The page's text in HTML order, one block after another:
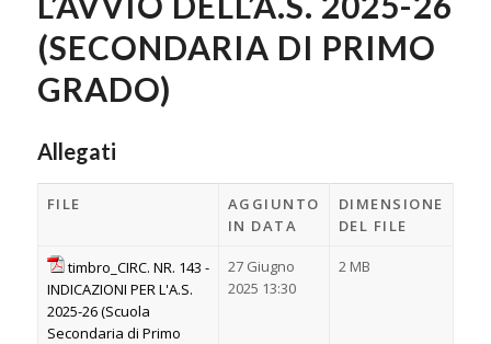
(SECONDARIA DI PRIMO
GRADO)
Allegati
FILE
AGGIUNTO
IN DATA
DIMENSIONE
DEL FILE
timbro_CIRC. NR. 143 -
INDICAZIONI PER L'A.S.
2025-26 (Scuola
Secondaria di Primo
27 Giugno
2025 13:30
2 MB